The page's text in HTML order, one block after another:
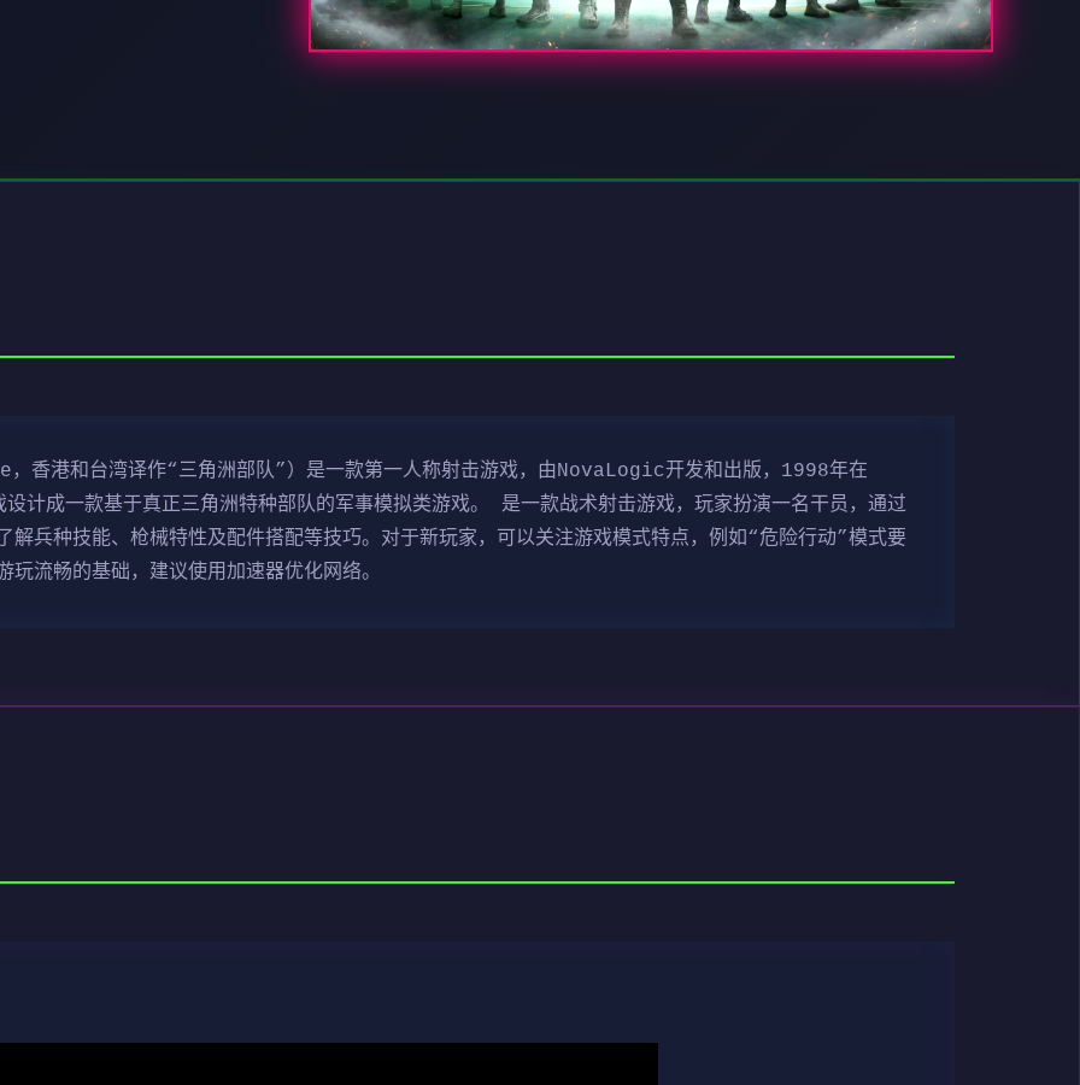
香港和台湾译作“三角洲部队”）是一款第一人称射击游戏，由NovaLogic开发和出版，1998年在
成一款基于真正三角洲特种部队的军事模拟类游戏。 是一款战术射击游戏，玩家扮演一名干员，通过
解兵种技能、枪械特性及配件搭配等技巧。对于新玩家，可以关注游戏模式特点，例如“危险行动”模式要
流畅的基础，建议使用加速器优化网络。